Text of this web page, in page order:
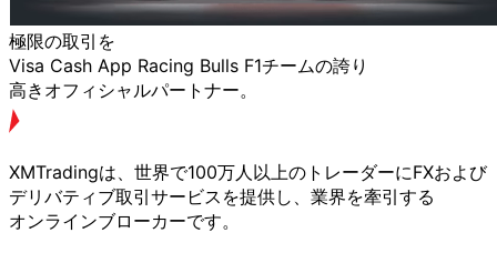
極限の取引を
Visa Cash App Racing Bulls F1チームの誇り
高きオフィシャルパートナー。
XMTradingは、 世界で100万人以上の トレーダーにFXおよび
デリバティブ取引サービスを提供し、 業界を牽引する
オンラインブローカーです。